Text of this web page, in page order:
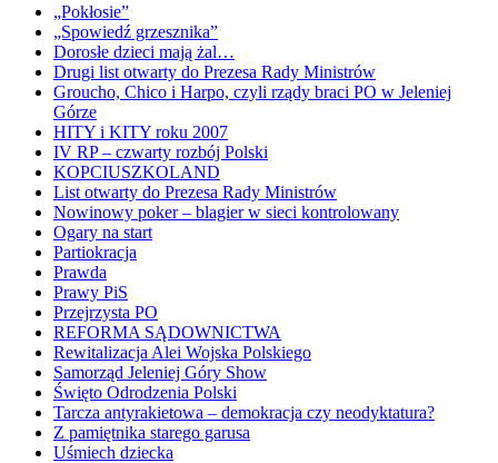
„Pokłosie”
„Spowiedź grzesznika”
Dorosłe dzieci mają żal…
Drugi list otwarty do Prezesa Rady Ministrów
Groucho, Chico i Harpo, czyli rządy braci PO w Jeleniej
Górze
HITY i KITY roku 2007
IV RP – czwarty rozbój Polski
KOPCIUSZKOLAND
List otwarty do Prezesa Rady Ministrów
Nowinowy poker – blagier w sieci kontrolowany
Ogary na start
Partiokracja
Prawda
Prawy PiS
Przejrzysta PO
REFORMA SĄDOWNICTWA
Rewitalizacja Alei Wojska Polskiego
Samorząd Jeleniej Góry Show
Święto Odrodzenia Polski
Tarcza antyrakietowa – demokracja czy neodyktatura?
Z pamiętnika starego garusa
Uśmiech dziecka